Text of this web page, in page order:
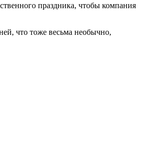
праздника, чтобы компания
что тоже весьма необычно,